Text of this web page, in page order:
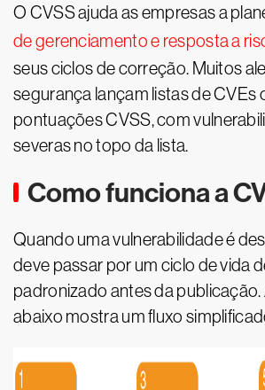
O CVSS ajuda as empresas a
de gerenciamento e resposta a
seus ciclos de correção. Muitos
segurança lançam listas de CVEs
pontuações CVSS, com
severas no topo da lista.
Como funciona a
Quando uma vulnerabilidade é
deve passar por um ciclo de vida
padronizado antes da publicação.
abaixo mostra um fluxo